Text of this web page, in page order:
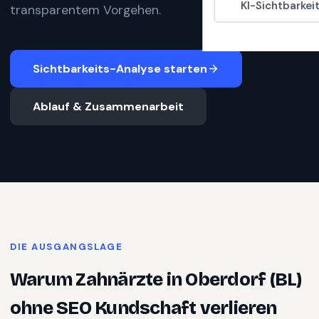
KI-
transparentem Vorgehen.
Sichtbarkeits-Analyse starten
Ablauf & Zusammenarbeit
DIE AUSGANGSLAGE
WarumZahnärzteinOberdorf (BL)
ohne SEO Kundschaft verlieren